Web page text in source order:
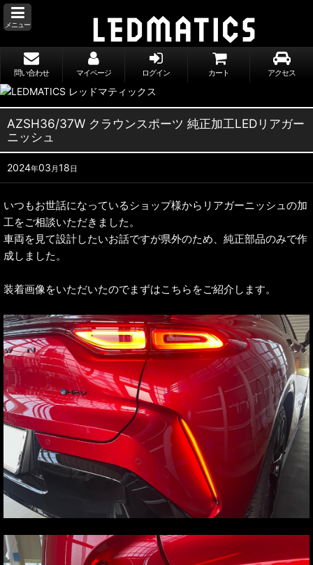
メニュー
問い合わせ マイページ ログイン カート アクセス
AZSH36/37W クラウンスポーツ 純正加工LEDリアガー
ニッシュ
2024年03 月18日
いつもお世話になっているショップ様からリアガーニッシュの加
工をご相談いただきました。
車両を見て設計したいお話ですが県外のため、純正部品のみで作
成しました。
装着画像をいただいたのでまずはこちらをご紹介します。